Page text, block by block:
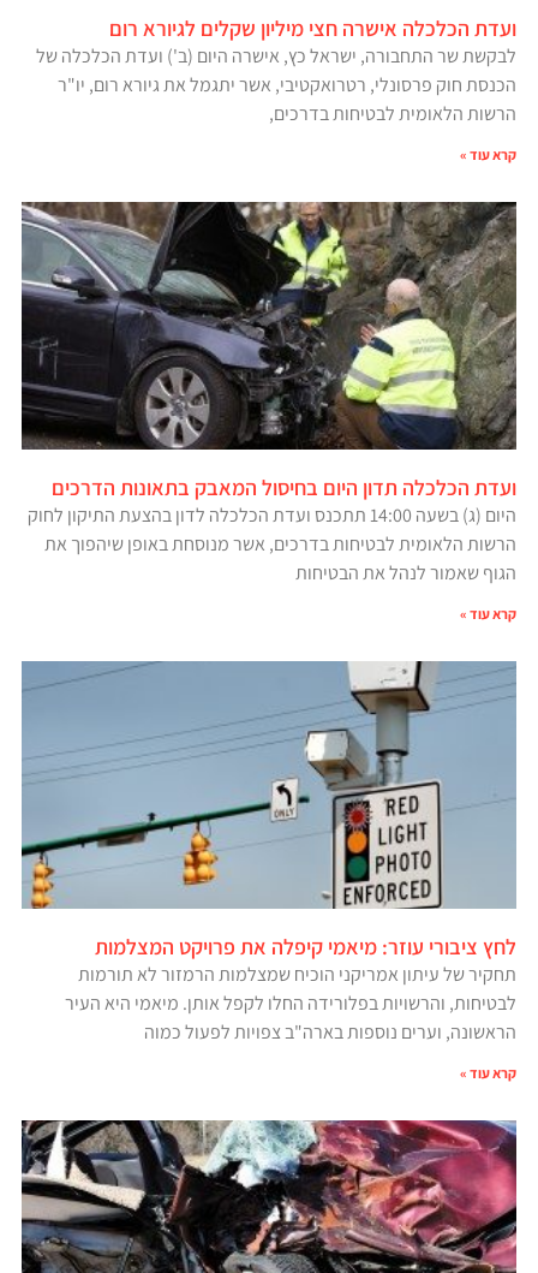
ועדת הכלכלה אישרה חצי מיליון שקלים לגיורא רום
לבקשת שר התחבורה, ישראל כץ, אישרה היום (ב') ועדת הכלכלה של
הכנסת חוק פרסונלי, רטרואקטיבי, אשר יתגמל את גיורא רום, יו"ר
הרשות הלאומית לבטיחות בדרכים,
קרא עוד »
ועדת הכלכלה תדון היום בחיסול המאבק בתאונות הדרכים
היום (ג) בשעה 14:00 תתכנס ועדת הכלכלה לדון בהצעת התיקון לחוק
הרשות הלאומית לבטיחות בדרכים, אשר מנוסחת באופן שיהפוך את
הגוף שאמור לנהל את הבטיחות
קרא עוד »
לחץ ציבורי עוזר: מיאמי קיפלה את פרויקט המצלמות
תחקיר של עיתון אמריקני הוכיח שמצלמות הרמזור לא תורמות
לבטיחות, והרשויות בפלורידה החלו לקפל אותן. מיאמי היא העיר
הראשונה, וערים נוספות בארה"ב צפויות לפעול כמוה
קרא עוד »